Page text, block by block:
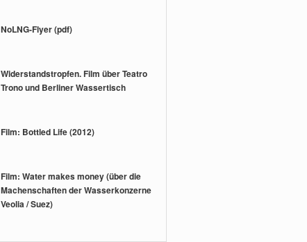
NoLNG-Flyer (pdf)
Widerstandstropfen. Film über Teatro
Trono und Berliner Wassertisch
Film: Bottled Life (2012)
Film: Water makes money (über die
Machenschaften der Wasserkonzerne
Veolia / Suez)